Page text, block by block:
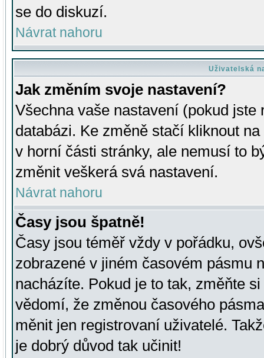
se do diskuzí.
Návrat nahoru
Uživatelská
Jak změním svoje nastavení?
Všechna vaše nastavení (pokud
databázi. Ke změně stačí kliknout
v horní části stránky, ale nemusí to
změnit veškerá svá nastavení.
Návrat nahoru
Časy jsou špatně!
Časy jsou téměř vždy v pořádku,
zobrazené v jiném časovém pásmu
nacházíte. Pokud je to tak, změňte
vědomí, že změnou časového
měnit jen registrovaní uživatelé.
je dobrý důvod tak učinit!